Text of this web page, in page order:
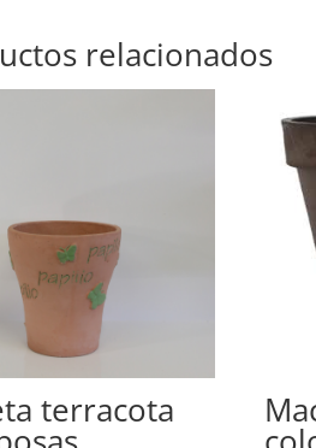
relacionados
terracota